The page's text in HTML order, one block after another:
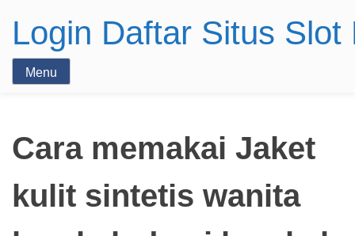
Login Daftar Situs Slot
Menu
Cara memakai Jaket
kulit sintetis wanita